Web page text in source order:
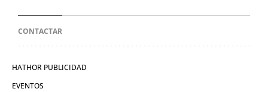
CONTACTAR
HATHOR PUBLICIDAD
EVENTOS